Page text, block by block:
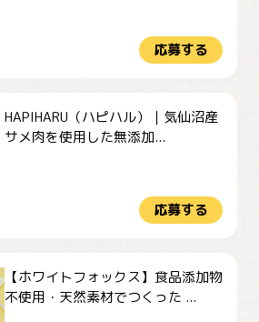
応募する
HAPIHARU（ハピハル）｜気仙沼産
サメ肉を使用した無添加...
応募する
【ホワイトフォックス】食品添加物
不使用・天然素材でつくった ...